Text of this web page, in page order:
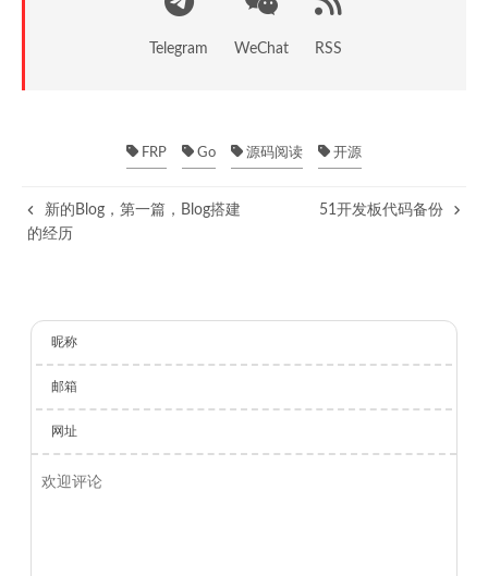
Telegram WeChat RSS
FRP Go 源码阅读 开源
新的Blog，第一篇，Blog搭建
的经历
51开发板代码备份
昵称
邮箱
网址